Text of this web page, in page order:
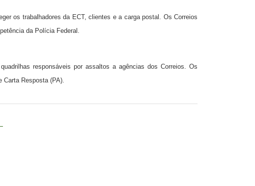
os trabalhadores da ECT, clientes e a carga postal. Os Correios
da Polícia Federal.
responsáveis por assaltos a agências dos Correios. Os
Resposta (PA).